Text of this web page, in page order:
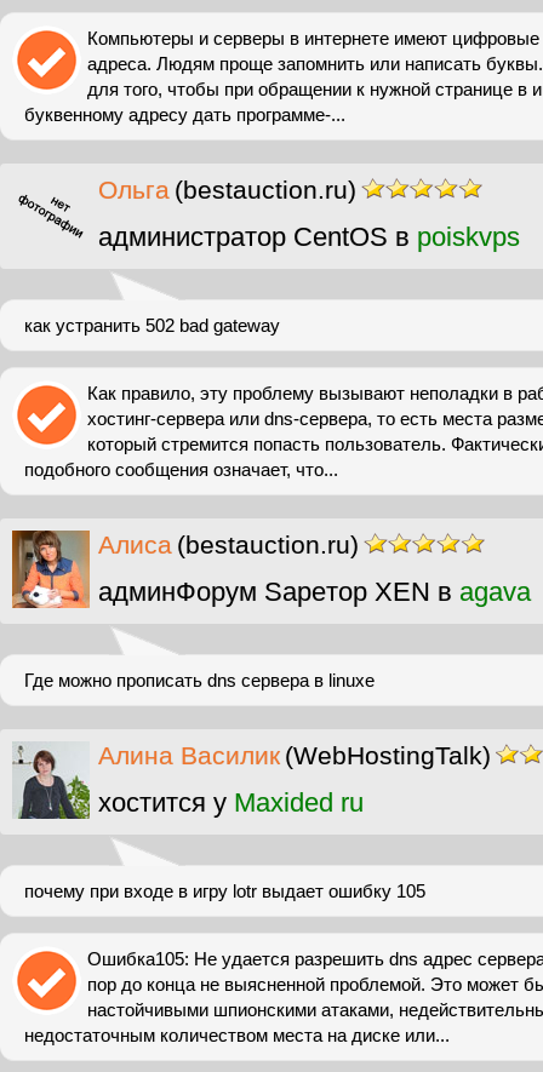
Компьютеры и серверы в интернете имеют
адреса. Людям проще запомнить или написать
для того, чтобы при обращении к нужной странице в
буквенному адресу дать программе-...
Ольга (bestauction.ru)
администратор CentOS в poiskvps
как устранить 502 bad gateway
Как правило, эту проблему вызывают неполадки в
хостинг-сервера или dns-сервера, то есть места
который стремится попасть пользователь.
подобного сообщения означает, что...
Алиса (bestauction.ru)
админФорум Sapeтор XEN в agava
Где можно прописать dns сервера в linuxe
Алина Василик (WebHostingTalk)
хостится у Maxided ru
почему при входе в игру lotr выдает ошибку 105
Ошибка105: Не удается разрешить dns адрес
пор до конца не выясненной проблемой. Это может
настойчивыми шпионскими атаками,
недостаточным количеством места на диске или...